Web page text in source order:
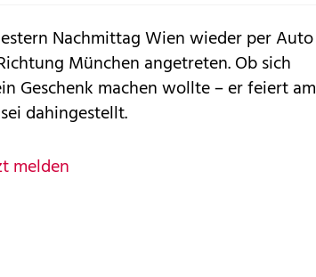
Nachmittag Wien wieder per Auto
München angetreten. Ob sich
Geschenk machen wollte – er feiert am
dahingestellt.
melden